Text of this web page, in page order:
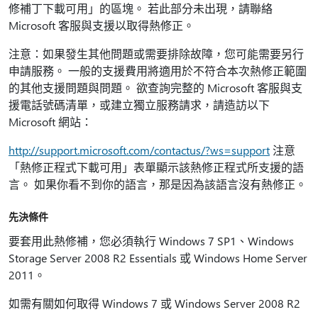
修補丁下載可用」的區塊。 若此部分未出現，請聯絡
Microsoft 客服與支援以取得熱修正。
注意：如果發生其他問題或需要排除故障，您可能需要另行
申請服務。 一般的支援費用將適用於不符合本次熱修正範圍
的其他支援問題與問題。 欲查詢完整的 Microsoft 客服與支
援電話號碼清單，或建立獨立服務請求，請造訪以下
Microsoft 網站：
http://support.microsoft.com/contactus/?ws=support注意
「熱修正程式下載可用」表單顯示該熱修正程式所支援的語
言。 如果你看不到你的語言，那是因為該語言沒有熱修正。
先決條件
要套用此熱修補，您必須執行 Windows 7 SP1、Windows
Storage Server 2008 R2 Essentials 或 Windows Home Server
2011。
如需有關如何取得 Windows 7 或 Windows Server 2008 R2